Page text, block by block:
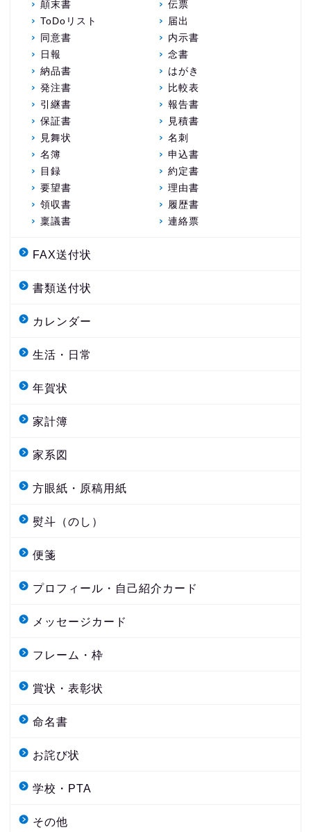
顛末書
伝票
ToDoリスト
届出
同意書
内示書
日報
念書
納品書
はがき
発注書
比較表
引継書
報告書
保証書
見積書
見舞状
名刺
名簿
申込書
目録
約定書
要望書
理由書
領収書
履歴書
稟議書
連絡票
FAX送付状
書類送付状
カレンダー
生活・日常
年賀状
家計簿
家系図
方眼紙・原稿用紙
熨斗（のし）
便箋
プロフィール・自己紹介カード
メッセージカード
フレーム・枠
賞状・表彰状
命名書
お詫び状
学校・PTA
その他